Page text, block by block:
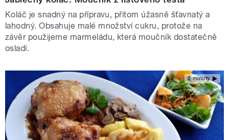
Koláč je snadný na přípravu, přitom úžasně šťavnatý a
lahodný. Obsahuje malé množství cukru, protože na
závěr použijeme marmeládu, která moučník dostatečně
osladí.
2 minuty